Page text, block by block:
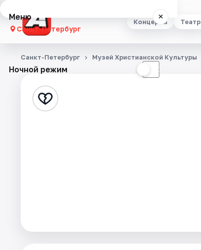
Концерты Театр
Меню ×
Санкт-Петербург
Концерты
Стендап
Ночной режим ☾
Санкт-Петербург Музей Христианской Культуры